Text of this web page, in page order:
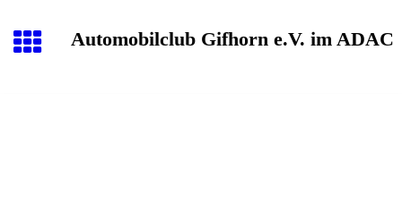
Automobilclub Gifhorn e.V. im ADAC